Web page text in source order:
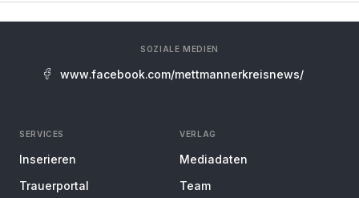
SOZIALE MEDIEN
www.facebook.com/mettmannerkreisnews/
SERVICES
Inserieren
Trauerportal
VERLAG
Mediadaten
Team